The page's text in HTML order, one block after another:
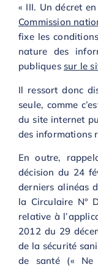
« III. Un décret en
Commission
fixe les
nature des
publiques sur le
Il ressort donc
seule, comme
du site internet
des informations
En outre,
décision du 24
derniers alinéas
la Circulaire N°
relative à
2012 du 29
de la sécurité
de santé (« Ne